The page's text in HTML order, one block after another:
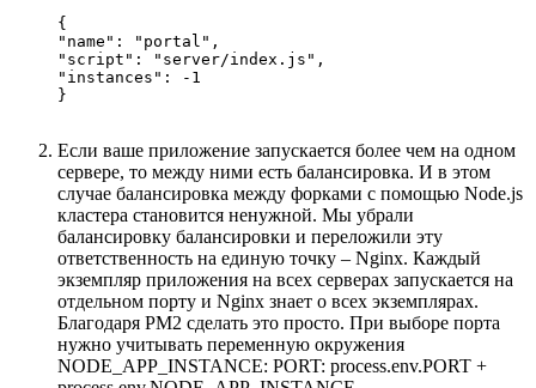
{
"name": "portal",
"script": "server/index.js",
"instances": -1
}
Если ваше приложение запускается более чем на одном
сервере, то между ними есть балансировка. И в этом
случае балансировка между форками с помощью Node.js
кластера становится ненужной. Мы убрали
балансировку балансировки и переложили эту
ответственность на единую точку – Nginx. Каждый
экземпляр приложения на всех серверах запускается на
отдельном порту и Nginx знает о всех экземплярах.
Благодаря PM2 сделать это просто. При выборе порта
нужно учитывать переменную окружения
NODE_APP_INSTANCE: PORT: process.env.PORT +